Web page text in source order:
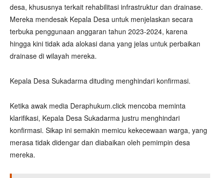
desa, khususnya terkait rehabilitasi infrastruktur dan drainase.
Mereka mendesak Kepala Desa untuk menjelaskan secara
terbuka penggunaan anggaran tahun 2023-2024, karena
hingga kini tidak ada alokasi dana yang jelas untuk perbaikan
drainase di wilayah mereka.
Kepala Desa Sukadarma dituding menghindari konfirmasi.
Ketika awak media Deraphukum.click mencoba meminta
klarifikasi, Kepala Desa Sukadarma justru menghindari
konfirmasi. Sikap ini semakin memicu kekecewaan warga, yang
merasa tidak didengar dan diabaikan oleh pemimpin desa
mereka.